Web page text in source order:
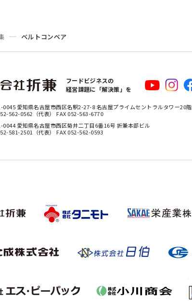
ベルトコンベア
フードビジネスの
経営課題に「解決策」を
0045 愛知県名古屋市西区名駅2-27-8 名古屋プライムセントラルタワー20階
562-0562（代表） FAX 052-563-6770
0044 愛知県名古屋市西区菊井二丁目6番16号 折兼本部ビル
581-2501（代表） FAX 052-562-0593